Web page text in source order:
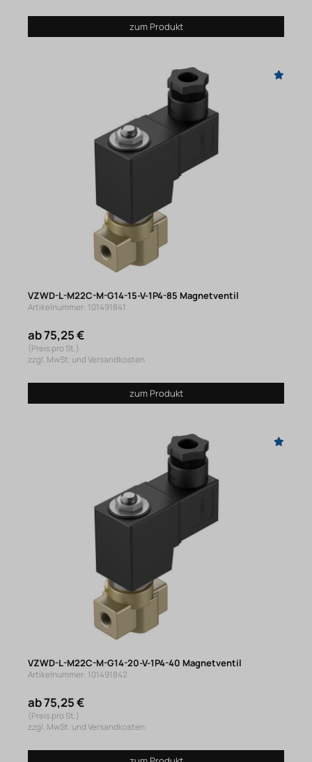
zum Produkt
VZWD-L-M22C-M-G14-15-V-1P4-85 Magnetventil
Artikelnummer: 101491841
ab 75,25 €
(Preis pro St.)
zzgl. MwSt. und Versandkosten
zum Produkt
VZWD-L-M22C-M-G14-20-V-1P4-40 Magnetventil
Artikelnummer: 101491842
ab 75,25 €
(Preis pro St.)
zzgl. MwSt. und Versandkosten